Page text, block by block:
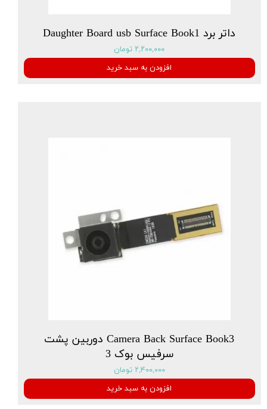
داتر برد Daughter Board usb Surface Book1
۲,۲۰۰,۰۰۰ تومان
افزودن به سبد خرید
Camera Back Surface Book3 دوربین پشت
سرفیس بوک 3
۲,۴۰۰,۰۰۰ تومان
افزودن به سبد خرید